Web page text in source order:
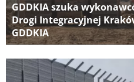
GDDKIA szuka
Drogi Integracyjnej
GDDKIA